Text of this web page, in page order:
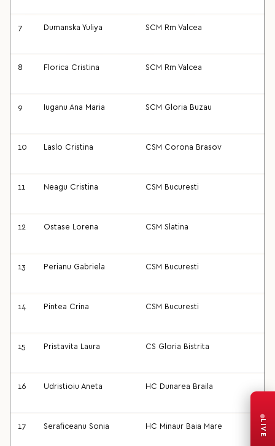
7 Dumanska Yuliya SCM Rm Valcea
8 Florica Cristina SCM Rm Valcea
9 Iuganu Ana Maria SCM Gloria Buzau
10 Laslo Cristina CSM Corona Brasov
11 Neagu Cristina CSM Bucuresti
12 Ostase Lorena CSM Slatina
13 Perianu Gabriela CSM Bucuresti
14 Pintea Crina CSM Bucuresti
15 Pristavita Laura CS Gloria Bistrita
16 Udristioiu Aneta HC Dunarea Braila
17 Seraficeanu Sonia HC Minaur Baia Mare LIVE